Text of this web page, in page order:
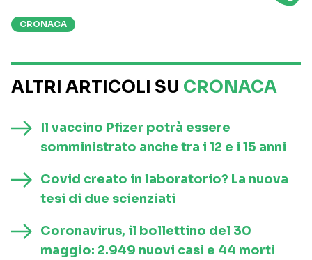
CRONACA
ALTRI ARTICOLI SU CRONACA
Il vaccino Pfizer potrà essere
somministrato anche tra i 12 e i 15 anni
Covid creato in laboratorio? La nuova
tesi di due scienziati
Coronavirus, il bollettino del 30
maggio: 2.949 nuovi casi e 44 morti